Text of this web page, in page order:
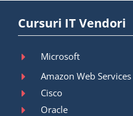
Cursuri IT Vendori
Microsoft
Amazon Web Services
Cisco
Oracle